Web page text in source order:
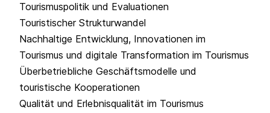
Tourismuspolitik und Evaluationen
Touristischer Strukturwandel
Nachhaltige Entwicklung, Innovationen im
Tourismus und digitale Transformation im Tourismus
Überbetriebliche Geschäftsmodelle und
touristische Kooperationen
Qualität und Erlebnisqualität im Tourismus